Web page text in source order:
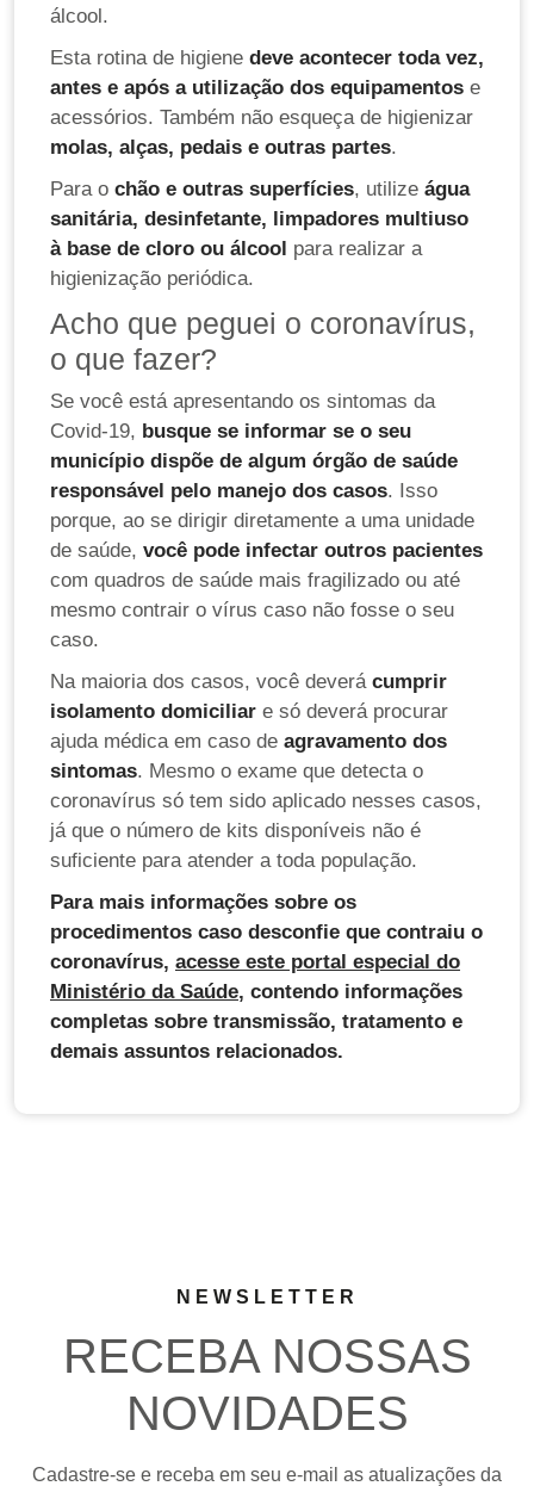
álcool.
Esta rotina de higiene deve acontecer toda vez,
antes e após a utilização dos equipamentos e
acessórios. Também não esqueça de higienizar
molas, alças, pedais e outras partes.
Para o chão e outras superfícies, utilize água
sanitária, desinfetante, limpadores multiuso
à base de cloro ou álcool para realizar a
higienização periódica.
Acho que peguei o coronavírus,
o que fazer?
Se você está apresentando os sintomas da
Covid-19, busque se informar se o seu
município dispõe de algum órgão de saúde
responsável pelo manejo dos casos. Isso
porque, ao se dirigir diretamente a uma unidade
de saúde, você pode infectar outros pacientes
com quadros de saúde mais fragilizado ou até
mesmo contrair o vírus caso não fosse o seu
caso.
Na maioria dos casos, você deverá cumprir
isolamento domiciliar e só deverá procurar
ajuda médica em caso de agravamento dos
sintomas. Mesmo o exame que detecta o
coronavírus só tem sido aplicado nesses casos,
já que o número de kits disponíveis não é
suficiente para atender a toda população.
Para mais informações sobre os
procedimentos caso desconfie que contraiu o
coronavírus, acesse este portal especial do
Ministério da Saúde, contendo informações
completas sobre transmissão, tratamento e
demais assuntos relacionados.
NEWSLETTER
RECEBA NOSSAS
NOVIDADES
Cadastre-se e receba em seu e-mail as atualizações da